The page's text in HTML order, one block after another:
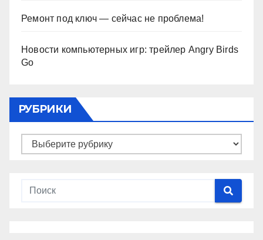
Ремонт под ключ — сейчас не проблема!
Новости компьютерных игр: трейлер Angry Birds
Go
РУБРИКИ
Рубрики